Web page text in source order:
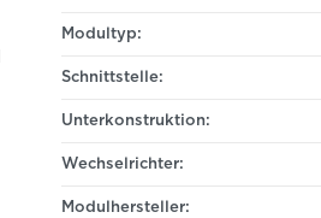
Modultyp:
Schnittstelle:
Unterkonstruktion:
Wechselrichter:
Modulhersteller: